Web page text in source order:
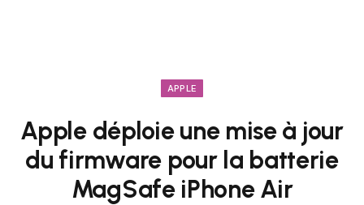
APPLE
Apple déploie une mise à jour
du firmware pour la batterie
MagSafe iPhone Air